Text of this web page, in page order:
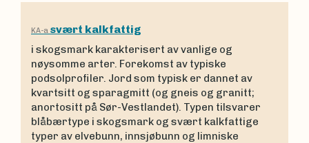
KA-a svært kalkfattig
i skogsmark karakterisert av vanlige og
nøysomme arter. Forekomst av typiske
podsolprofiler. Jord som typisk er dannet av
kvartsitt og sparagmitt (og gneis og granitt;
anortositt på Sør-Vestlandet). Typen tilsvarer
blåbærtype i skogsmark og svært kalkfattige
typer av elvebunn, innsjøbunn og limniske